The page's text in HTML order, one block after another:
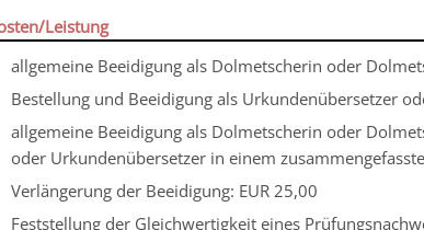
Leistung
allgemeine Beeidigung als Dolmetscherin oder
Bestellung und Beeidigung als Urkundenübersetzer
allgemeine Beeidigung als Dolmetscherin oder
oder Urkundenübersetzer in einem
Verlängerung der Beeidigung: EUR 25,00
Feststellung der Gleichwertigkeit eines